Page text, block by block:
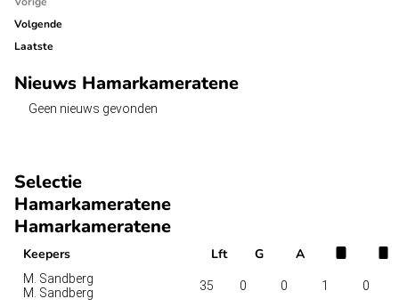
Volgende
Laatste
Nieuws Hamarkameratene
Geen nieuws gevonden
Selectie
Hamarkameratene
Hamarkameratene
Keepers Lft G A
M. Sandberg
M. Sandberg
35 0 0 1 0